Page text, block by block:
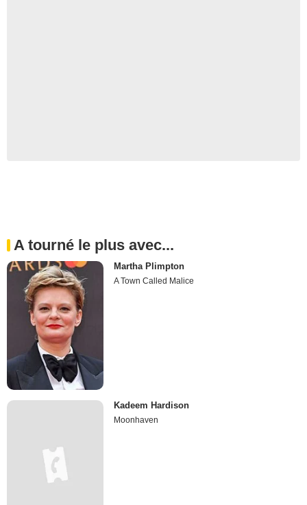
A tourné le plus avec...
Martha Plimpton
A Town Called Malice
Kadeem Hardison
Moonhaven